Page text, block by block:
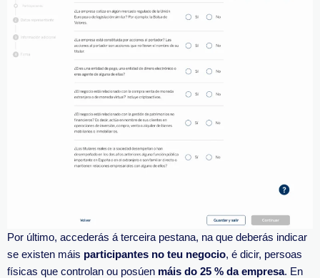
Por último, accederás á terceira pestana, na que deberás indicar
se existen máis participantes no teu negocio, é dicir, persoas
físicas que controlan ou posúen máis do 25 % da empresa. En